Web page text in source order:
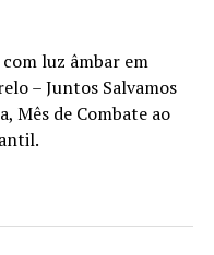
luz âmbar em
– Juntos Salvamos
Mês de Combate ao